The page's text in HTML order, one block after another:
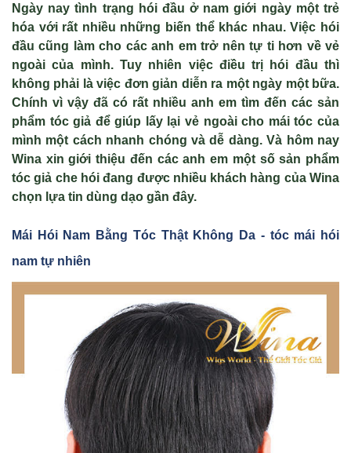
Ngày nay tình trạng hói đầu ở nam giới ngày một trẻ
hóa với rất nhiều những biến thể khác nhau. Việc hói
đầu cũng làm cho các anh em trở nên tự ti hơn về vẻ
ngoài của mình. Tuy nhiên việc điều trị hói đầu thì
không phải là việc đơn giản diễn ra một ngày một bữa.
Chính vì vậy đã có rất nhiều anh em tìm đến các sản
phẩm tóc giả để giúp lấy lại vẻ ngoài cho mái tóc của
mình một cách nhanh chóng và dễ dàng. Và hôm nay
Wina xin giới thiệu đến các anh em một số sản phẩm
tóc giả che hói đang được nhiều khách hàng của Wina
chọn lựa tin dùng dạo gần đây.
Mái Hói Nam Bằng Tóc Thật Không Da - tóc mái hói
nam tự nhiên